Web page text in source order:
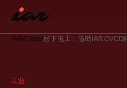
IAR Case 松下电工：借助IAR CI/CD
工业